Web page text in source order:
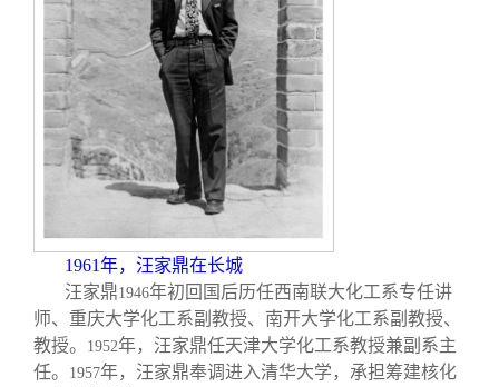
1961年，汪家鼎在长城
汪家鼎1946年初回国后历任西南联大化工系专任讲
师、重庆大学化工系副教授、南开大学化工系副教授、
教授。
1952年，汪家鼎任天津大学化工系教授兼副系主
任。
1957年，汪家鼎奉调进入清华大学，承担筹建核化